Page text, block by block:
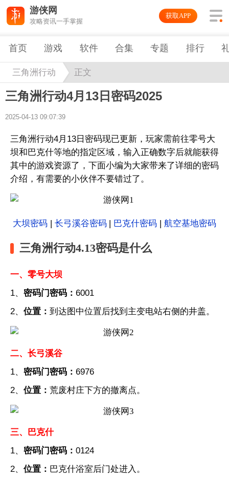
游侠网
攻略资讯一手掌握
获取APP
首页 游戏 软件 合集 专题 排行
三角洲行动 正文
三角洲行动4月13日密码2025
2025-04-13 09:07:39
三角洲行动4月13日密码现已更新，玩家需前往零号大
坝和巴克什等地的指定区域，输入正确数字后就能获得
其中的游戏资源了，下面小编为大家带来了详细的密码
介绍，有需要的小伙伴不要错过了。
大坝密码 | 长弓溪谷密码 | 巴克什密码 | 航空基地密码
三角洲行动4.13密码是什么
一、零号大坝
1、 密码门密码： 6001
2、 位置： 到达图中位置后找到主变电站右侧的井盖。
二、长弓溪谷
1、 密码门密码： 6976
2、 位置： 荒废村庄下方的撤离点。
三、巴克什
1、 密码门密码： 0124
2、 位置： 巴克什浴室后门处进入。